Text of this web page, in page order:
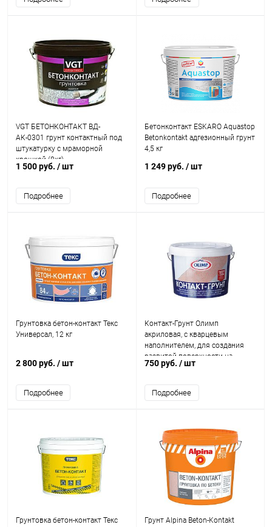
VGT БЕТОНКОНТАКТ ВД-
АК-0301 грунт контактный под
штукатурку с мраморной
крошкой (8кг)
1 500 руб. / шт
Подробнее
Бетонконтакт ESKARO Aquastop
Betonkontakt адгезионный грунт
4,5 кг
1 249 руб. / шт
Подробнее
Грунтовка бетон-контакт Текс
Универсал, 12 кг
2 800 руб. / шт
Подробнее
Контакт-Грунт Олимп
акриловая, с кварцевым
наполнителем, для создания
развитой поверхности на
гладких основаниях
750 руб. / шт
Подробнее
Грунтовка бетон-контакт Текс
Грунт Alpina Beton-Kontakt